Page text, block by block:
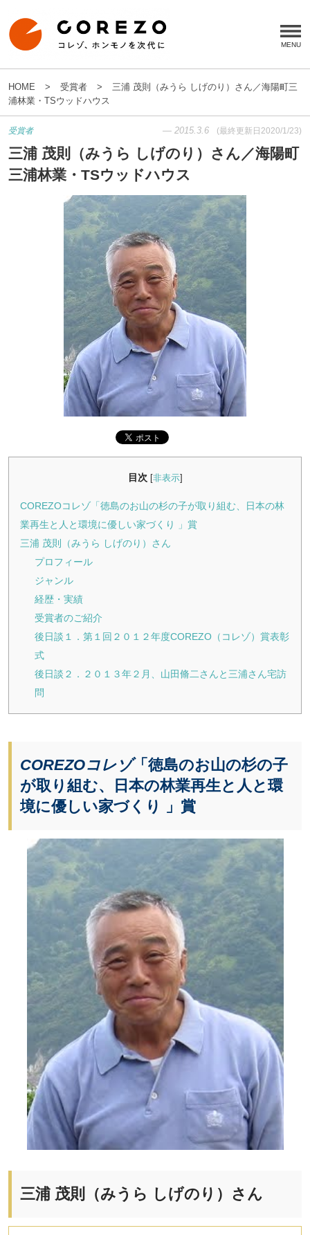
HOME 受賞者
三浦 茂則（みうら しげのり）さん／海陽町三
浦林業・TSウッドハウス
受賞者 — 2015.3.6 (最終更新日 2020/1/23)
三浦 茂則（みうら しげのり）さん／海陽町
三浦林業・TSウッドハウス
目次 [非表示]
COREZOコレゾ「徳島のお山の杉の子が取り組む、日本の林
業再生と人と環境に優しい家づくり 」賞
三浦 茂則（みうら しげのり）さん
プロフィール
ジャンル
経歴・実績
受賞者のご紹介
後日談１．第１回２０１２年度COREZO（コレゾ）賞表彰
式
後日談２．２０１３年２月、山田脩二さんと三浦さん宅訪
問
COREZOコレゾ「徳島のお山の杉の子
が取り組む、日本の林業再生と人と環
境に優しい家づくり 」賞
三浦 茂則（みうら しげのり）さん